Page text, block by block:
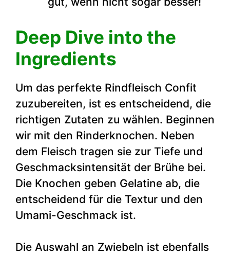
Deep Dive into the
Ingredients
Um das perfekte Rindfleisch Confit
zuzubereiten, ist es entscheidend, die
richtigen Zutaten zu wählen. Beginnen
wir mit den Rinderknochen. Neben
dem Fleisch tragen sie zur Tiefe und
Geschmacksintensität der Brühe bei.
Die Knochen geben Gelatine ab, die
entscheidend für die Textur und den
Umami-Geschmack ist.
Die Auswahl an Zwiebeln ist ebenfalls